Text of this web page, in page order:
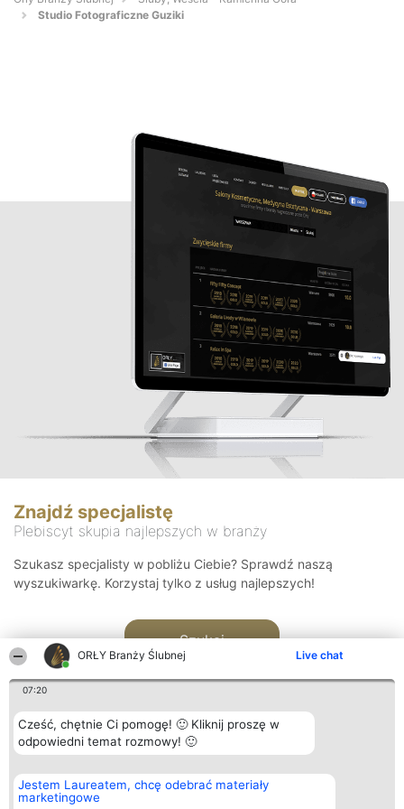
ORŁY Branży Ślubnej Live chat
07:20
Cześć, chętnie Ci pomogę! 🙂 Kliknij proszę w
odpowiedni temat rozmowy! 🙂
Jestem Laureatem, chcę odebrać materiały
marketingowe
Studio Fotograficzne Guziki
Znajdź specjalistę
Plebiscyt skupia najlepszych w branży
Szukasz specjalisty w pobliżu Ciebie? Sprawdź naszą
wyszukiwarkę. Korzystaj tylko z usług najlepszych!
Szukaj
Organizator plebiscytu
Bright Side Solutions sp. z o.
o. sp. k.
Plebiscyt
Laureaci
Kontakt
Kontakt